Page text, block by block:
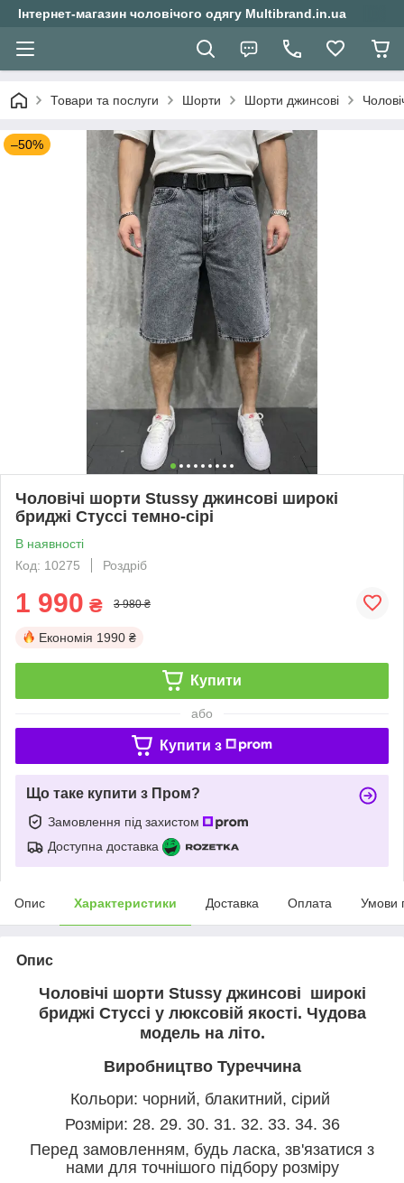
Інтернет-магазин чоловічого одягу Multibrand.in.ua
Товари та послуги Шорти Шорти джинсові
–50%
Чоловічі шорти Stussy джинсові широкі
бриджі Стуссі темно-сірі
В наявності
Код: 10275
Роздріб
1 990 ₴ 3 980 ₴
Економія 1990 ₴
Купити
або
Купити з
Що таке купити з Пром?
Замовлення під захистом
Доступна доставка
Опис Характеристики Доставка Оплата Умови
Опис
Чоловічі шорти Stussy джинсові широкі
бриджі Стуссі у люксовій якості. Чудова
модель на літо.
Виробництво Туреччина
Кольори: чорний, блакитний, сірий
Розміри: 28. 29. 30. 31. 32. 33. 34. 36
Перед замовленням, будь ласка, зв'язатися з
нами для точнішого підбору розміру